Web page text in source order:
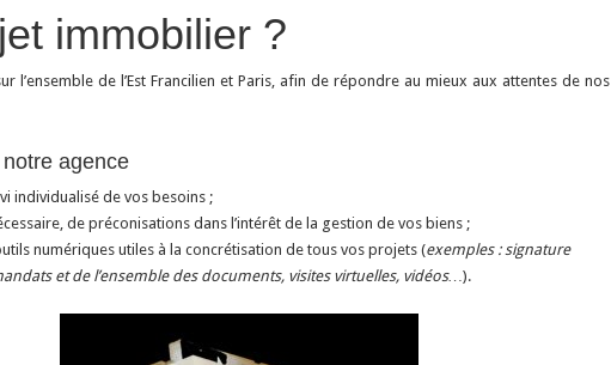
immobilier ?
l’ensemble de l’Est Francilien et Paris, afin de répondre au mieux aux attentes de nos
agence
individualisé de vos besoins ;
de préconisations dans l’intérêt de la gestion de vos biens ;
numériques utiles à la concrétisation de tous vos projets (exemples : signature
et de l’ensemble des documents, visites virtuelles, vidéos…).